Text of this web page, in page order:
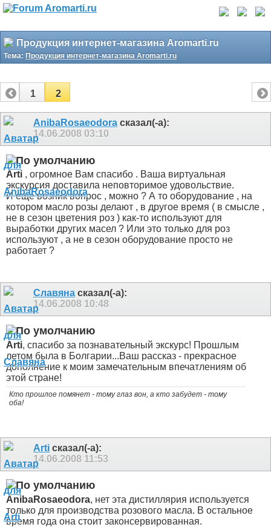
Продукция интернет-магазина Aromarti.ru
Тема: Продукция интернет-магазина Aromarti.ru
1 2
AnibaRosaeodora сказал(-а):
14.06.2008 03:10
Arti , огромное Вам спасибо . Ваша виртуальная
экскурсия доставила неповторимое удовольствие.
И еще возник вопрос , можно ? А то оборудование , на
котором масло розы делают , в другое время ( в смысле ,
не в сезон цветения роз ) как-то используют для
выработки других масел ? Или это только для роз
используют , а не в сезон оборудование просто не
работает ?
Славяна сказал(-а):
14.06.2008 10:48
Arti, спасибо за познавательный экскурс! Прошлым
летом была в Болгарии...Ваш рассказ - прекрасное
дополнение к моим замечательным впечатлениям об
этой стране!
Кто прошлое помянет - тому глаз вон, а кто забудет - тому
оба!
Arti сказал(-а):
14.06.2008 11:53
AnibaRosaeodora, нет эта дистиллярия используется
только для производства розового масла. В остальное
время года она стоит законсервированная.